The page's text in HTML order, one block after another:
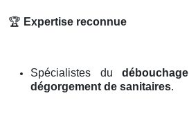
🏆 Expertise reconnue
Spécialistes du
dégorgement de sanitaires.